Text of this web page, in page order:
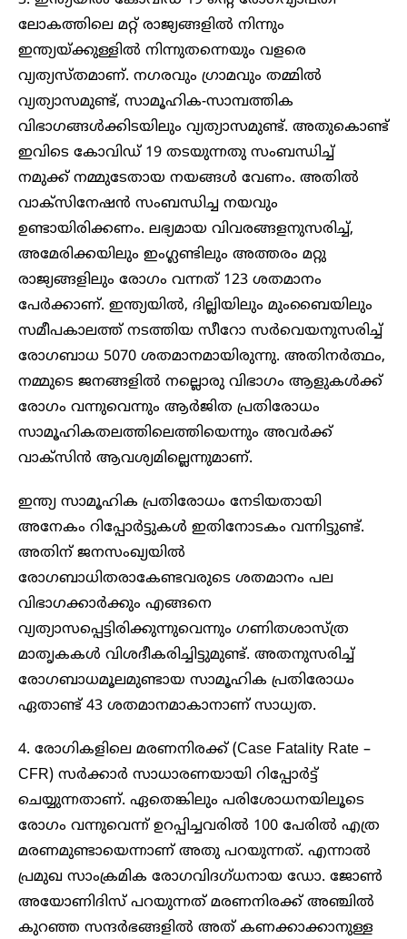
ലോകത്തിലെ മറ്റ് രാജ്യങ്ങളില്‍ നിന്നും
ഇന്ത്യയ്ക്കുള്ളില്‍ നിന്നുതന്നെയും വളരെ
വ്യത്യസ്തമാണ്. നഗരവും ഗ്രാമവും തമ്മില്‍
വ്യത്യാസമുണ്ട്, സാമൂഹിക-സാമ്പത്തിക
വിഭാഗങ്ങള്‍ക്കിടയിലും വ്യത്യാസമുണ്ട്. അതുകൊണ്ട്
ഇവിടെ കോവിഡ് 19 തടയുന്നതു സംബന്ധിച്ച്
നമുക്ക് നമ്മുടേതായ നയങ്ങള്‍ വേണം. അതില്‍
വാക്‌സിനേഷന്‍ സംബന്ധിച്ച നയവും
ഉണ്ടായിരിക്കണം. ലഭ്യമായ വിവരങ്ങളനുസരിച്ച്,
അമേരിക്കയിലും ഇംഗ്ലണ്ടിലും അത്തരം മറ്റു
രാജ്യങ്ങളിലും രോഗം വന്നത് 123 ശതമാനം
പേര്‍ക്കാണ്. ഇന്ത്യയില്‍, ദില്ലിയിലും മുംബൈയിലും
സമീപകാലത്ത് നടത്തിയ സീറോ സര്‍വെയനുസരിച്ച്
രോഗബാധ 5070 ശതമാനമായിരുന്നു. അതിനര്‍ത്ഥം,
നമ്മുടെ ജനങ്ങളില്‍ നല്ലൊരു വിഭാഗം ആളുകള്‍ക്ക്
രോഗം വന്നുവെന്നും ആര്‍ജിത പ്രതിരോധം
സാമൂഹികതലത്തിലെത്തിയെന്നും അവര്‍ക്ക്
വാക്‌സിന്‍ ആവശ്യമില്ലെന്നുമാണ്.
ഇന്ത്യ സാമൂഹിക പ്രതിരോധം നേടിയതായി
അനേകം റിപ്പോര്‍ട്ടുകള്‍ ഇതിനോടകം വന്നിട്ടുണ്ട്.
അതിന് ജനസംഖ്യയില്‍
രോഗബാധിതരാകേണ്ടവരുടെ ശതമാനം പല
വിഭാഗക്കാര്‍ക്കും എങ്ങനെ
വ്യത്യാസപ്പെട്ടിരിക്കുന്നുവെന്നും ഗണിതശാസ്ത്ര
മാതൃകകള്‍ വിശദീകരിച്ചിട്ടുമുണ്ട്. അതനുസരിച്ച്
രോഗബാധമൂലമുണ്ടായ സാമൂഹിക പ്രതിരോധം
ഏതാണ്ട് 43 ശതമാനമാകാനാണ് സാധ്യത.
4. രോഗികളിലെ മരണനിരക്ക് (Case Fatality Rate –
CFR) സര്‍ക്കാര്‍ സാധാരണയായി റിപ്പോർട്ട്
ചെയ്യുന്നതാണ്. ഏതെങ്കിലും പരിശോധനയിലൂടെ
രോഗം വന്നുവെന്ന് ഉറപ്പിച്ചവരില്‍ 100 പേരില്‍ എത്ര
മരണമുണ്ടായെന്നാണ് അതു പറയുന്നത്. എന്നാല്‍
പ്രമുഖ സാംക്രമിക രോഗവിദഗ്ധനായ ഡോ. ജോൺ
അയോണിദിസ് പറയുന്നത് മരണനിരക്ക് അഞ്ചില്‍
കുറഞ്ഞ സന്ദര്‍ഭങ്ങളില്‍ അത് കണക്കാക്കാനുള്ള